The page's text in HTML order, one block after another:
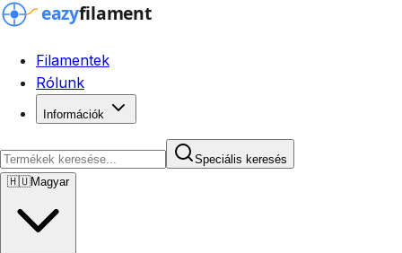
Filamentek
Rólunk
Információk
Speciális keresés
🇭🇺Magyar